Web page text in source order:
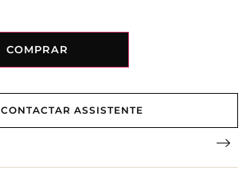
COMPRAR
CONTACTAR ASSISTENTE